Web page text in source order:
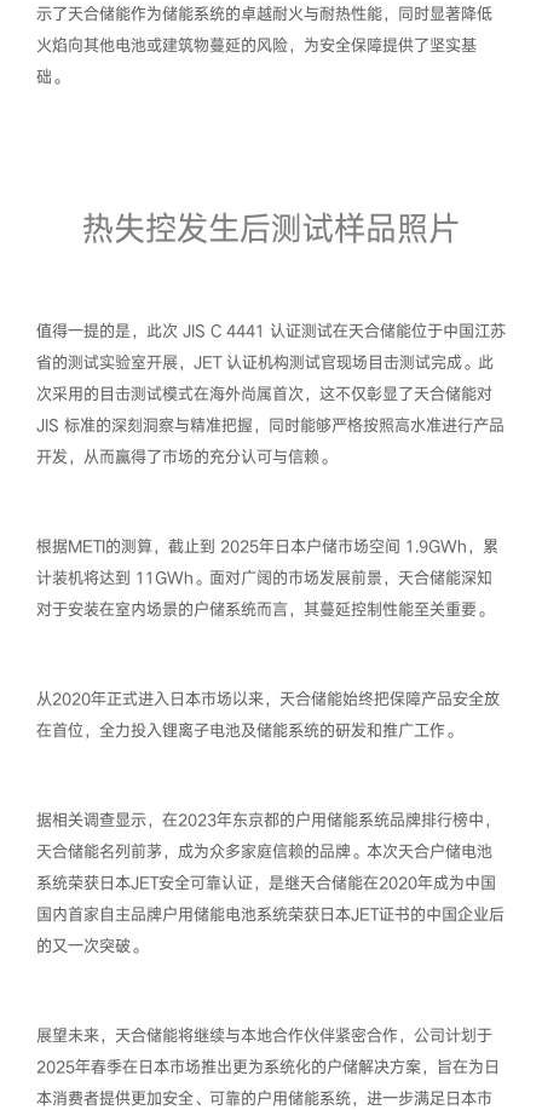
示了天合储能作为储能系统的卓越耐火与耐热性能，同时显著降低
火焰向其他电池或建筑物蔓延的风险，为安全保障提供了坚实基
础。
热失控发生后测试样品照片
值得一提的是，此次 JIS C 4441 认证测试在天合储能位于中国江苏
省的测试实验室开展，JET 认证机构测试官现场目击测试完成。此
次采用的目击测试模式在海外尚属首次，这不仅彰显了天合储能对
JIS 标准的深刻洞察与精准把握，同时能够严格按照高水准进行产品
开发，从而赢得了市场的充分认可与信赖。
根据METI的测算，截止到 2025年日本户储市场空间 1.9GWh，累
计装机将达到 11GWh。面对广阔的市场发展前景，天合储能深知
对于安装在室内场景的户储系统而言，其蔓延控制性能至关重要。
从2020年正式进入日本市场以来，天合储能始终把保障产品安全放
在首位，全力投入锂离子电池及储能系统的研发和推广工作。
据相关调查显示，在2023年东京都的户用储能系统品牌排行榜中，
天合储能名列前茅，成为众多家庭信赖的品牌。本次天合户储电池
系统荣获日本JET安全可靠认证，是继天合储能在2020年成为中国
国内首家自主品牌户用储能电池系统荣获日本JET证书的中国企业后
的又一次突破。
展望未来，天合储能将继续与本地合作伙伴紧密合作，公司计划于
2025年春季在日本市场推出更为系统化的户储解决方案，旨在为日
本消费者提供更加安全、可靠的户用储能系统，进一步满足日本市